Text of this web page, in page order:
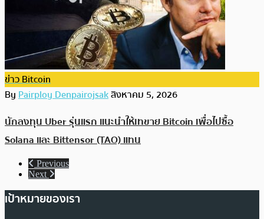
ข่าว Bitcoin
ByPairploy Denpairojsakสิงหาคม 5, 2026
นักลงทุน Uber รุ่นแรก แนะนำให้เทขาย Bitcoin เพื่อไปซื้อ
Solana และ Bittensor (TAO) แทน
Previous
Next
เป้าหมายของเรา